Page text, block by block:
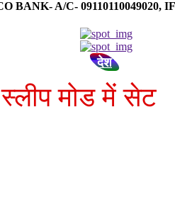
BANK- A/C- 09110110049020,
देश
मोड में सेट